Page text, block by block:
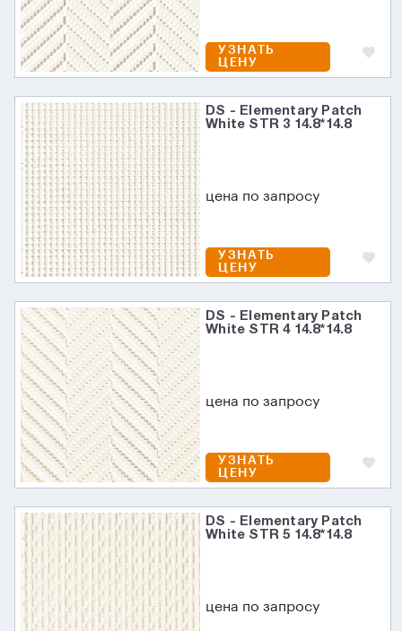
УЗНАТЬ
ЦЕНУ
DS - Elementary Patch
White STR 3 14.8*14.8
цена по запросу
УЗНАТЬ
ЦЕНУ
DS - Elementary Patch
White STR 4 14.8*14.8
цена по запросу
УЗНАТЬ
ЦЕНУ
DS - Elementary Patch
White STR 5 14.8*14.8
цена по запросу